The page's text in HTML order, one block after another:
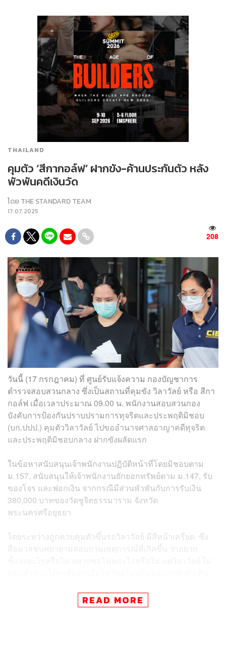
THAILAND
คุมตัว ‘สีกากอล์ฟ’ ฝากขัง-ค้านประกันตัว หลัง
พัวพันคดีเงินวัด
โดย THE STANDARD TEAM
17.07.2025
208
วันนี้ (17 กรกฎาคม) ที่ ศูนย์รับแจ้งความ กองบัญชาการ
ตำรวจสอบสวนกลาง ซึ่งเป็นสถานที่คุมขัง วิลาวัลย์ หรือ สีกา
กอล์ฟ เมื่อเวลาประมาณ 09.00 น. พนักงานสอบสวนกอง
บังคับการป้องกันปราบปรามการทุจริตและประพฤติมิชอบ
(บก.ปปป.) คุมตัววิลาวัลย์ ไปขออำนาจศาลอาญาคดีทุจริต
และประพฤติมิชอบกลาง ฝากขังผลัดแรก
ในข้อหาสนับสนุนเจ้าพนักงานปฏิบัติหน้าที่โดยมิชอบตาม
ม.157, สนับสนุนให้เจ้าพนักงานยักยอกทรัพย์ตาม ม.147, รับ
ของโจร และฟอกเงิน จากกรณีมีส่วนพัวพันกับการรับเงิน
380,000 บาทของวัดชูจิตธรรมาราม จังหวัด
พระนครศรีอยุธยา
โดยระหว่างถูกควบคุมตัวขึ้นรถวิลาวัลย์ มีสีหน้าเครียด ซึ่ง
สื่อมวลชนพยายามสอบถามเหตุการณ์ที่เกิดขึ้น ว่าอยาก
เบื้องต้นพนักงานสอบสวนคัดค้านการประกันตัวท้ายคำร้อง
READ MORE